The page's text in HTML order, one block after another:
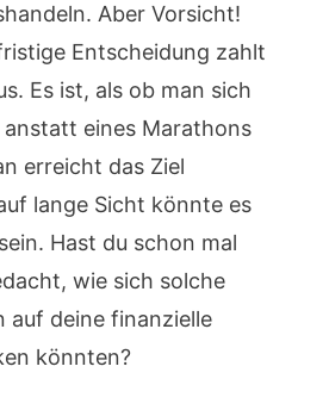
Aber Vorsicht!
Entscheidung zahlt
Es ist, als ob man sich
eines Marathons
erreicht das Ziel
lange Sicht könnte es
Hast du schon mal
wie sich solche
auf deine finanzielle
könnten?